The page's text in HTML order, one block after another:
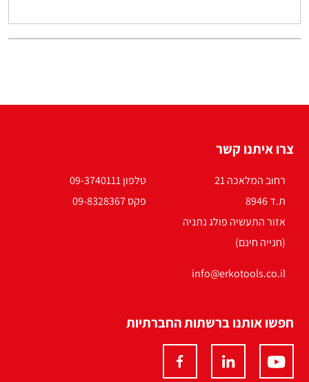
צרו איתנו קשר
רחוב המלאכה 21
ת.ד 8946
אזור התעשיה פולג נתניה
(חנייה חינם)
טלפון 09-3740111
פקס 09-8328367
info@erkotools.co.il
חפשו אותנו ברשתות החברתיות